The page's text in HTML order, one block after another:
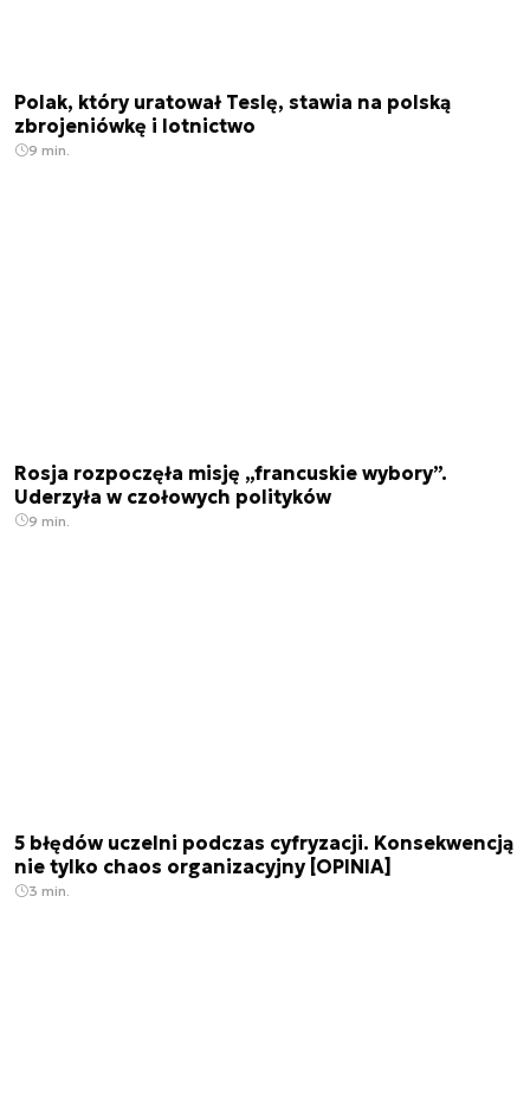
Polak, który uratował Teslę, stawia na polską
zbrojeniówkę i lotnictwo
9 min.
Rosja rozpoczęła misję „francuskie wybory”.
Uderzyła w czołowych polityków
9 min.
5 błędów uczelni podczas cyfryzacji. Konsekwencją
nie tylko chaos organizacyjny [OPINIA]
3 min.